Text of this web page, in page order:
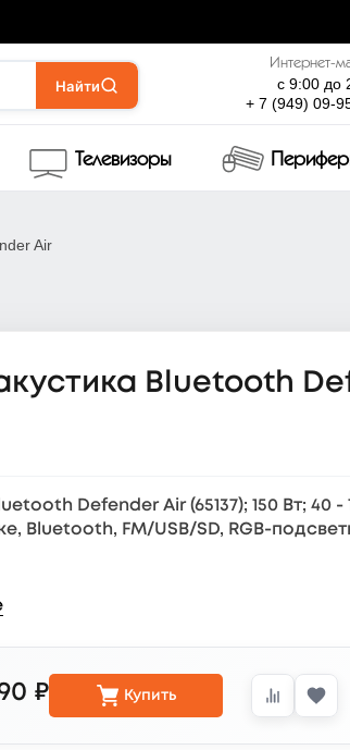
Найти
Интернет-
с 9:00 до
+ 7 (949) 09-
Телевизоры
Air
Bluetooth
Defender Air (65137); 150 Вт; 40 -
Bluetooth, FM/USB/SD, RGB-
₽ Купить